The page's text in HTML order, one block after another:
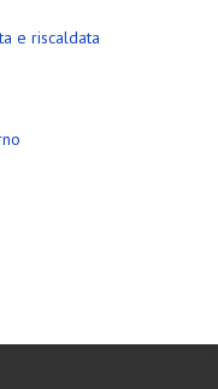
e riscaldata